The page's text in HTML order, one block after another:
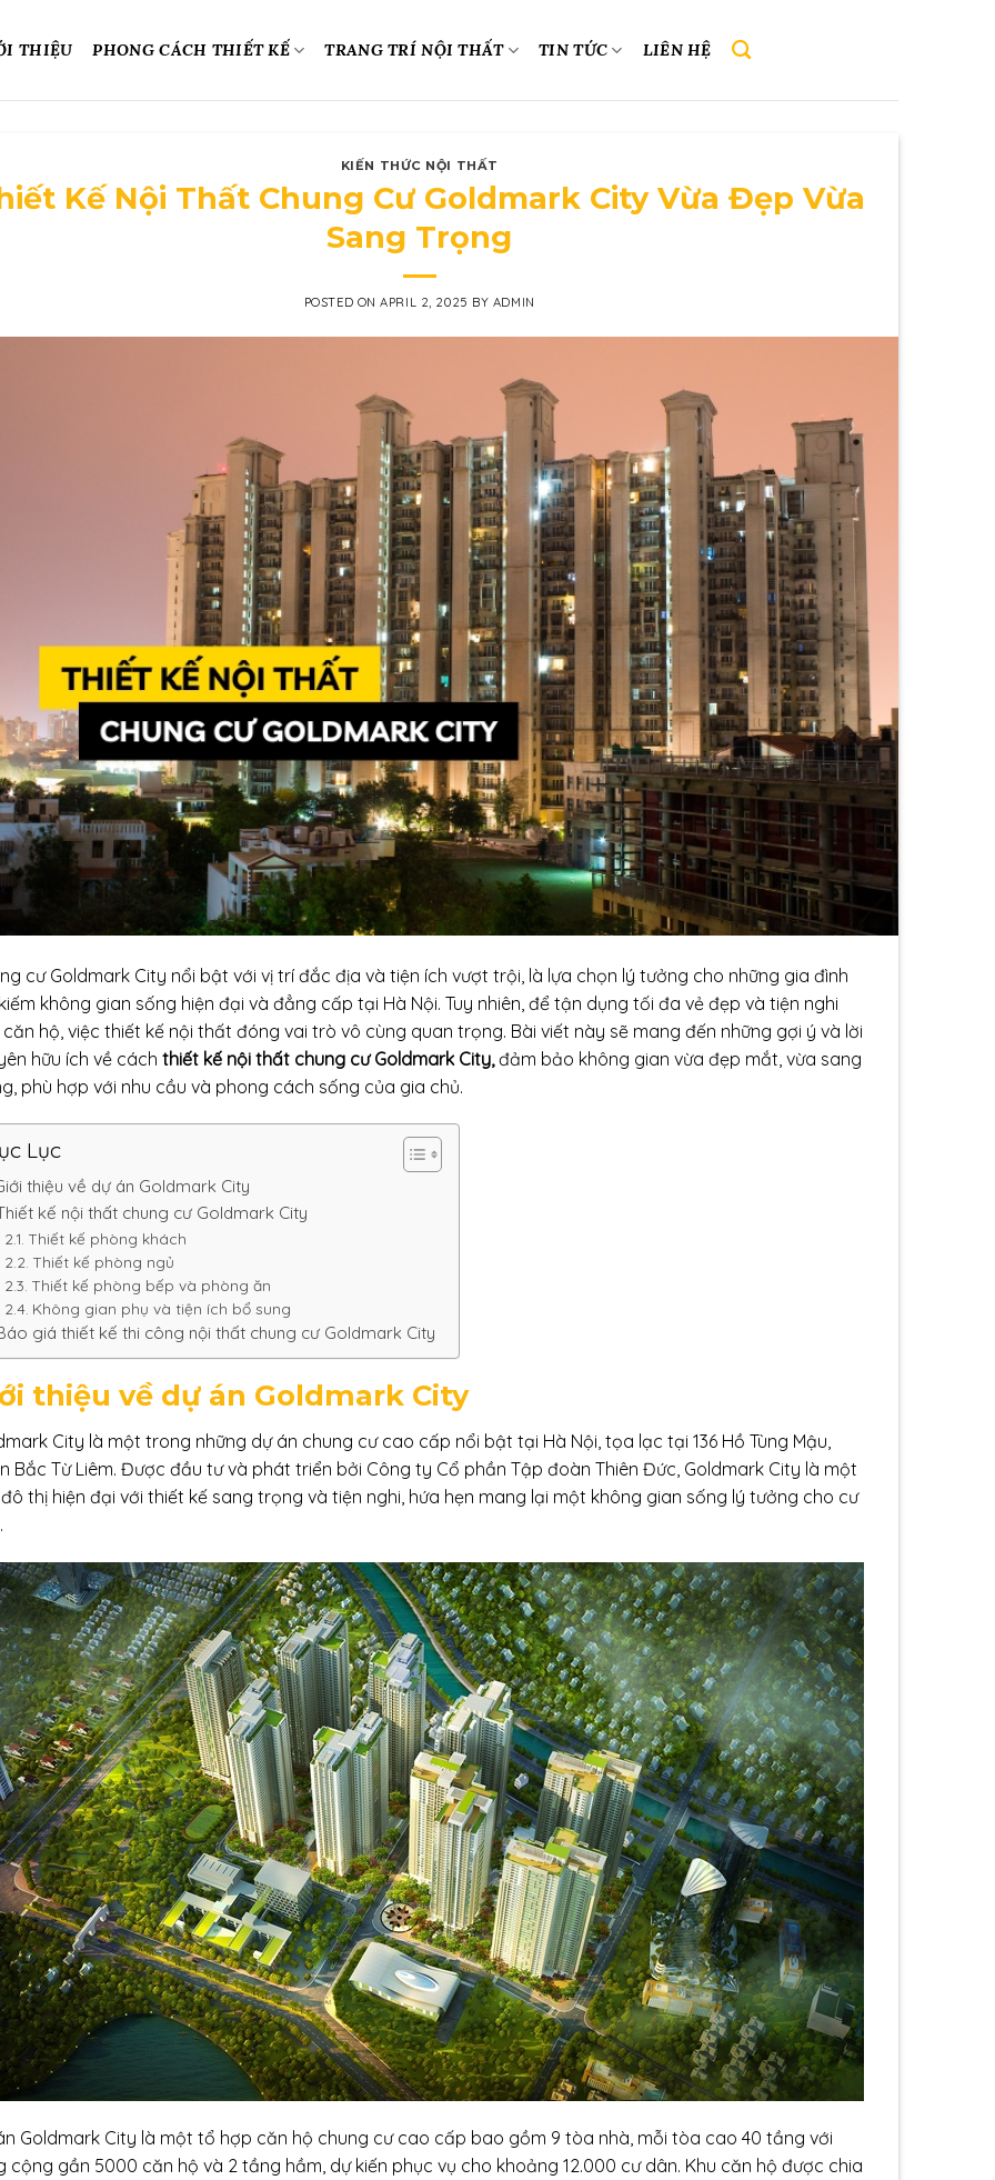
THIỆU PHONG CÁCH THIẾT KẾ TRANG TRÍ NỘI THẤT TIN TỨC LIÊN HỆ
KIẾN THỨC NỘI THẤT
Kế Nội Thất Chung Cư Goldmark City Vừa Đẹp Vừa
Sang Trọng
POSTED ONAPRIL 2, 2025 BY ADMIN
cư Goldmark City nổi bật với vị trí đắc địa và tiện ích vượt trội, là lựa chọn lý tưởng cho những gia đình
không gian sống hiện đại và đẳng cấp tại Hà Nội. Tuy nhiên, để tận dụng tối đa vẻ đẹp và tiện nghi
hộ, việc thiết kế nội thất đóng vai trò vô cùng quan trọng. Bài viết này sẽ mang đến những gợi ý và lời
hữu ích về cách thiết kế nội thất chung cư Goldmark City,đảm bảo không gian vừa đẹp mắt, vừa sang
phù hợp với nhu cầu và phong cách sống của gia chủ.
Lục
thiệu về dự án Goldmark City
kế nội thất chung cư Goldmark City
Thiết kế phòng khách
Thiết kế phòng ngủ
Thiết kế phòng bếp và phòng ăn
Không gian phụ và tiện ích bổ sung
giá thiết kế thi công nội thất chung cư Goldmark City
thiệu về dự án Goldmark City
City là một trong những dự án chung cư cao cấp nổi bật tại Hà Nội, tọa lạc tại 136 Hồ Tùng Mậu,
Bắc Từ Liêm. Được đầu tư và phát triển bởi Công ty Cổ phần Tập đoàn Thiên Đức, Goldmark City là một
thị hiện đại với thiết kế sang trọng và tiện nghi, hứa hẹn mang lại một không gian sống lý tưởng cho cư
Goldmark City là một tổ hợp căn hộ chung cư cao cấp bao gồm 9 tòa nhà, mỗi tòa cao 40 tầng với
cộng gần 5000 căn hộ và 2 tầng hầm, dự kiến phục vụ cho khoảng 12.000 cư dân. Khu căn hộ được chia